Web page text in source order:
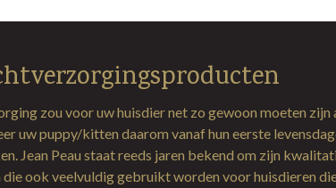
zou voor uw huisdier net zo gewoon moeten zijn
uw puppy/kitten daarom vanaf hun eerste
Jean Peau staat reeds jaren bekend om zijn
ook veelvuldig gebruikt worden voor huisdieren